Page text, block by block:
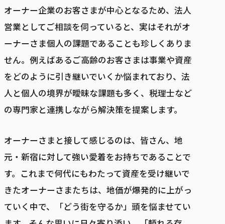
オーナー企業のお客さまが中心となるため、法人
営業としてご相談を伺っていると、実はそれがオ
ーナーさま個人の課題であることも珍しくありま
せん。例えばあるご高齢のお客さまは事業や資産
をどのように引き継いでいくか悩まれており、法
人と個人の境界が曖昧な課題も多く、税理士など
の専門家と連携しながら解決策を提案します。
オーナーさまと接して感じるのは、皆さん、地
元・新宿に対して強い愛着をお持ちであることで
す。これまで何代にもわたって資産を受け継いで
きたオーナーさまたちは、地価が爆発的に上がっ
ていく中で、「どう街を守るか」頭を悩ませてい